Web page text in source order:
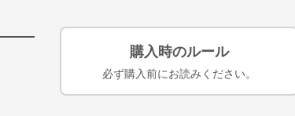
購入時のルール
必ず購入前にお読みください。